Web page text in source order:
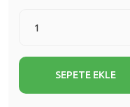
SEPETE EKLE